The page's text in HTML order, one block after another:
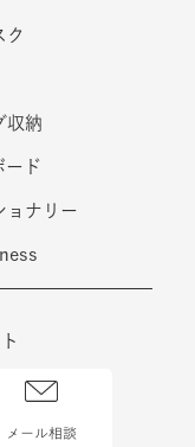
ク
収納
ード
ョナリー
メール相談